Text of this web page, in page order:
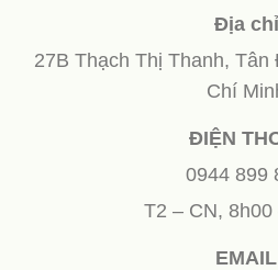
Địa chỉ
27B Thạch Thị Thanh,
Chí
ĐIỆN
0944 899
T2 – CN, 8h00
EMAIL